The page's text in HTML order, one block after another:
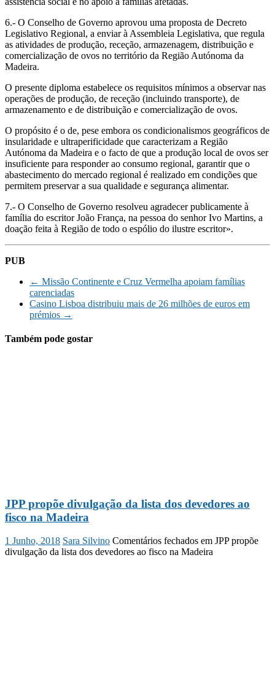
6.- O Conselho de Governo aprovou uma proposta de Decreto
Legislativo Regional, a enviar à Assembleia Legislativa, que regula
as atividades de produção, receção, armazenagem, distribuição e
comercialização de ovos no território da Região Autónoma da
Madeira.
O presente diploma estabelece os requisitos mínimos a observar nas
operações de produção, de receção (incluindo transporte), de
armazenamento e de distribuição e comercialização de ovos.
O propósito é o de, pese embora os condicionalismos geográficos de
insularidade e ultraperificidade que caracterizam a Região
Autónoma da Madeira e o facto de que a produção local de ovos ser
insuficiente para responder ao consumo regional, garantir que o
abastecimento do mercado regional é realizado em condições que
permitem preservar a sua qualidade e segurança alimentar.
7.- O Conselho de Governo resolveu agradecer publicamente à
família do escritor João França, na pessoa do senhor Ivo Martins, a
doação feita à Região de todo o espólio do ilustre escritor».
PUB
← Missão Continente e Cruz Vermelha apoiam famílias
carenciadas
Casino Lisboa distribuiu mais de 26 milhões de euros em
prémios →
Também pode gostar
JPP propõe divulgação da lista dos devedores ao
fisco na Madeira
1 Junho, 2018 Sara Silvino Comentários fechados em JPP propõe
divulgação da lista dos devedores ao fisco na Madeira